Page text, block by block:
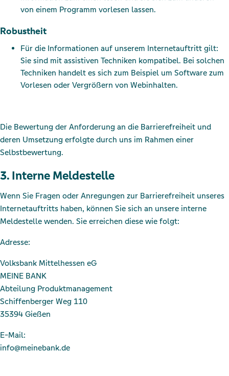
von einem Programm vorlesen lassen.
Robustheit
Für die Informationen auf unserem Internetauftritt gilt:
Sie sind mit assistiven Techniken kompatibel. Bei solchen
Techniken handelt es sich zum Beispiel um Software zum
Vorlesen oder Vergrößern von Webinhalten.
Die Bewertung der Anforderung an die Barrierefreiheit und
deren Umsetzung erfolgte durch uns im Rahmen einer
Selbstbewertung.
3. Interne Meldestelle
Wenn Sie Fragen oder Anregungen zur Barrierefreiheit unseres
Internetauftritts haben, können Sie sich an unsere interne
Meldestelle wenden. Sie erreichen diese wie folgt:
Adresse:
Volksbank Mittelhessen eG
MEINE BANK
Abteilung Produktmanagement
Schiffenberger Weg 110
35394 Gießen
E-Mail:
info@meinebank.de